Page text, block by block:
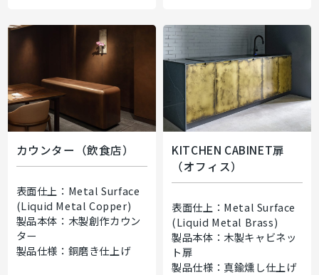
カウンター（飲食店）
表面仕上：Metal Surface
(Liquid Metal Copper)
製品本体：木製創作カウン
ター
製品仕様：銅磨き仕上げ
KITCHEN CABINET扉
（オフィス）
表面仕上：Metal Surface
(Liquid Metal Brass)
製品本体：木製キャビネッ
ト扉
製品仕様：真鍮燻し仕上げ